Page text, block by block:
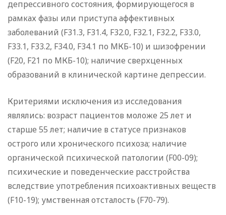
депрессивного состояния, формирующегося в
рамках фазы или приступа аффективных
заболеваний (F31.3, F31.4, F32.0, F32.1, F32.2, F33.0,
F33.1, F33.2, F34.0, F34.1 по МКБ-10) и шизофрении
(F20, F21 по МКБ-10); наличие сверхценных
образований в клинической картине депрессии.
Критериями исключения из исследования
являлись: возраст пациентов моложе 25 лет и
старше 55 лет; наличие в статусе признаков
острого или хронического психоза; наличие
органической психической патологии (F00-09);
психические и поведенческие расстройства
вследствие употребления психоактивных веществ
(F10-19); умственная отсталость (F70-79).